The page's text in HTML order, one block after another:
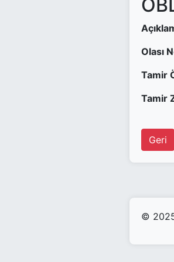
Olası
Tamir
Tamir
Geri
© 2025